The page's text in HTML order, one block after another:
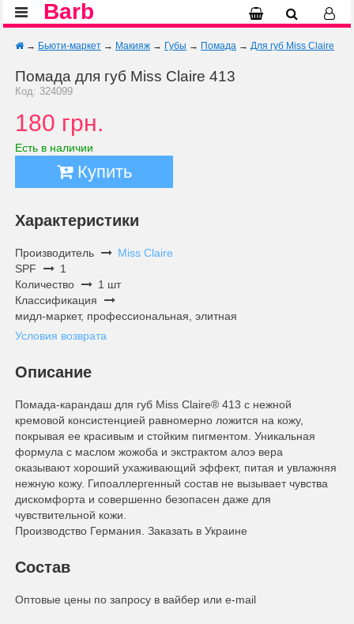
Barb
→ Бьюти-маркет → Макияж → Губы → Помада → Для губ Miss Claire
Помада для губ Miss Claire 413
Код: 324099
180 грн.
Есть в наличии
Купить
Характеристики
Производитель
Miss Claire
SPF
1
Количество
1 шт
Классификация
мидл-маркет, профессиональная, элитная
Условия возврата
Описание
Помада-карандаш для губ Miss Claire® 413 с нежной
кремовой консистенцией равномерно ложится на кожу,
покрывая ее красивым и стойким пигментом. Уникальная
формула с маслом жожоба и экстрактом алоэ вера
оказывают хороший ухаживающий эффект, питая и увлажняя
нежную кожу. Гипоаллергенный состав не вызывает чувства
дискомфорта и совершенно безопасен даже для
чувствительной кожи.
Производство Германия. Заказать в Украине
Состав
Оптовые цены по запросу в вайбер или e-mail